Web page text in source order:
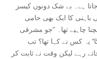
ہے۔ بے شک دونوں کیسز
کا ایک بھی حامی
چاہیے تھا۔ ”جو مشرقی
یہ کس نے کہا تھا؟ تب
رہے لیکن وقت نے ثابت کر